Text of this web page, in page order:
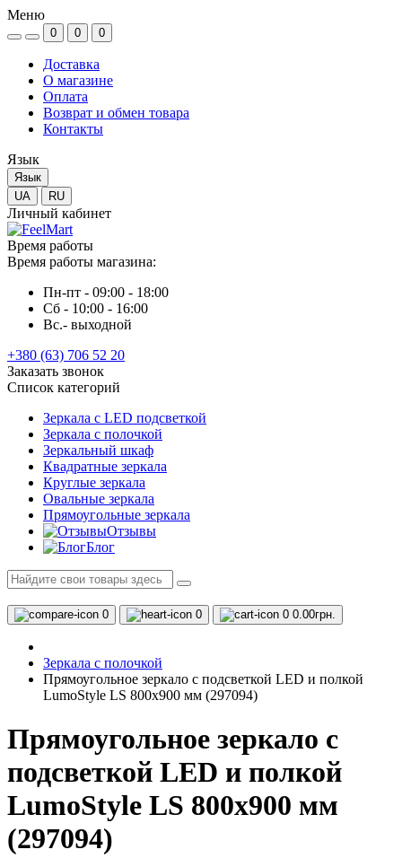
Меню
0 0 0
Доставка
О магазине
Оплата
Возврат и обмен товара
Контакты
Язык
Язык
UA
RU
Личный кабинет
Время работы
Время работы магазина:
Пн-пт - 09:00 - 18:00
Сб - 10:00 - 16:00
Вс.- выходной
+380 (63) 706 52 20
Заказать звонок
Список категорий
Зеркала с LED подсветкой
Зеркала с полочкой
Зеркальный шкаф
Квадратные зеркала
Круглые зеркала
Овальные зеркала
Прямоугольные зеркала
Отзывы
Блог
0 0 0 0.00грн.
Зеркала с полочкой
Прямоугольное зеркало с подсветкой LED и полкой
LumoStyle LS 800x900 мм (297094)
Прямоугольное зеркало с
подсветкой LED и полкой
LumoStyle LS 800x900 мм
(297094)